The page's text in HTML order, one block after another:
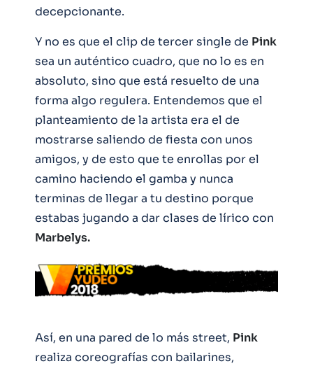
decepcionante.
Y no es que el clip de tercer single de Pink
sea un auténtico cuadro, que no lo es en
absoluto, sino que está resuelto de una
forma algo regulera. Entendemos que el
planteamiento de la artista era el de
mostrarse saliendo de fiesta con unos
amigos, y de esto que te enrollas por el
camino haciendo el gamba y nunca
terminas de llegar a tu destino porque
estabas jugando a dar clases de lírico con
Marbelys.
Así, en una pared de lo más street, Pink
realiza coreografías con bailarines,